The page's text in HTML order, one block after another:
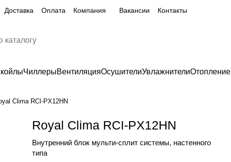
Доставка Оплата Компания Вакансии Контакты
ЧиллерыВентиляцияОсушителиУвлажнителиОтопление
Clima RCI-PX12HN
Royal Clima RCI-PX12HN
Внутренний блок мульти-сплит системы, настенного
типа